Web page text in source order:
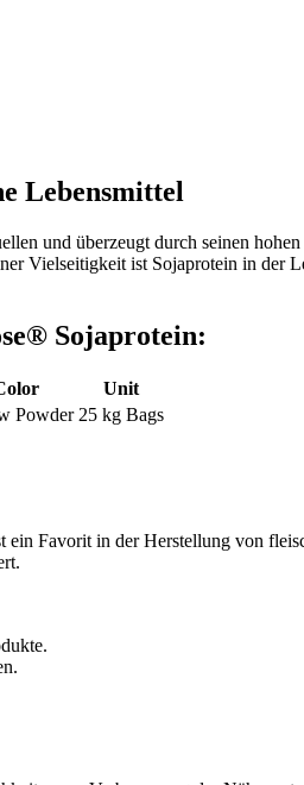
Lebensmittel
und überzeugt durch seinen
Vielseitigkeit ist Sojaprotein in
® Sojaprotein:
Unit
Powder 25 kg Bags
Favorit in der Herstellung von